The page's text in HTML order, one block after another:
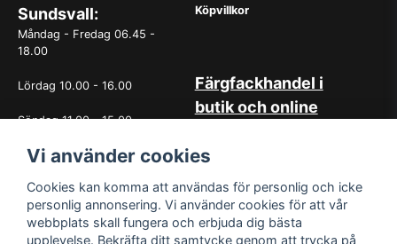
Sundsvall:
Måndag - Fredag 06.45 -
18.00
Lördag 10.00 - 16.00
Söndag 11.00 - 15.00
OBS. Avvikande öppettider
Köpvillkor
Färgfackhandel i
butik och online
det sedan starten 1965 varit
kundservice. Du kan känna dig
trygg med köp hos oss
oavsett om det är i butiken i
Sundsvall eller online. Det går
Vi använder cookies
Cookies kan komma att användas för personlig och icke
personlig annonsering. Vi använder cookies för att vår
webbplats skall fungera och erbjuda dig bästa
upplevelse. Bekräfta ditt samtycke genom att trycka på